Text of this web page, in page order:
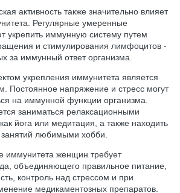
активность также значительно влияет
Регулярные умеренные
укрепить иммунную систему путем
и стимулирования лимфоцитов -
за иммунный ответ организма.
укрепления иммунитета является
Постоянное напряжение и стресс могут
на иммунной функции организма.
заниматься релаксационными
йога или медитация, а также находить
любимыми хобби.
иммунитета женщин требует
объединяющего правильное питание,
контроль над стрессом и при
медикаментозных препаратов.